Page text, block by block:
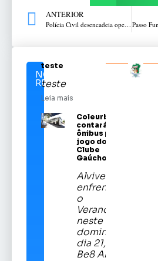
ANTERIOR
Polícia Civil desencadeia operação RESCALDO em Sarandi
NOTÍCIAS
RELACIONADAS
teste
teste
Leia mais
Coleurb
contará com
ônibus para
jogo do Sport
Clube
Gaúcho
Alviverde
enfrentará
o
Veranópolis
neste
domingo,
dia 21, na
Be8 Arena